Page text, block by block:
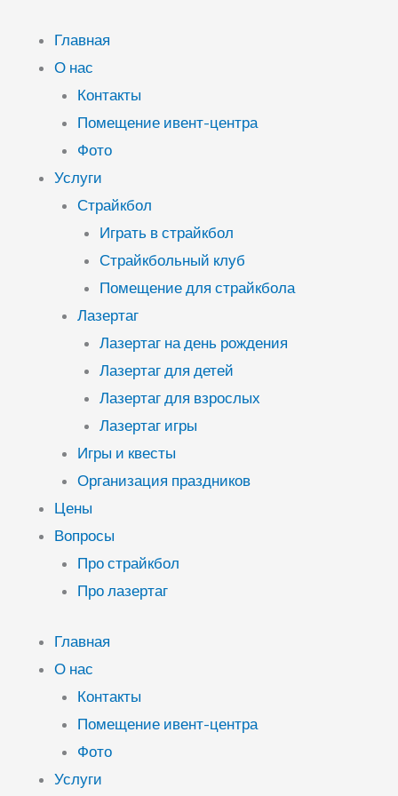
содержимому
Главная
О нас
Контакты
Помещение ивент-центра
Фото
Услуги
Страйкбол
Играть в страйкбол
Страйкбольный клуб
Помещение для страйкбола
Лазертаг
Лазертаг на день рождения
Лазертаг для детей
Лазертаг для взрослых
Лазертаг игры
Игры и квесты
Организация праздников
Цены
Вопросы
Про страйкбол
Про лазертаг
Главная
О нас
Контакты
Помещение ивент-центра
Фото
Услуги